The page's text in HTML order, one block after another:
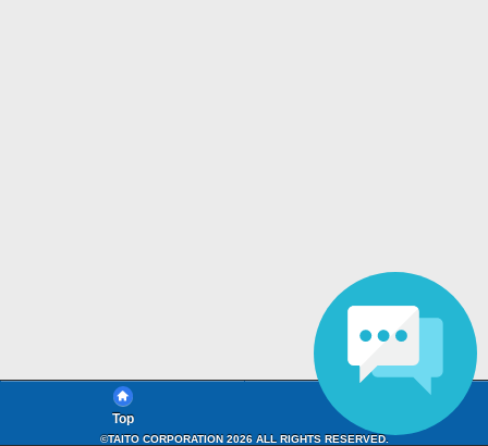
Top
©TAITO CORPORATION 2026 ALL RIGHTS RESERVED.